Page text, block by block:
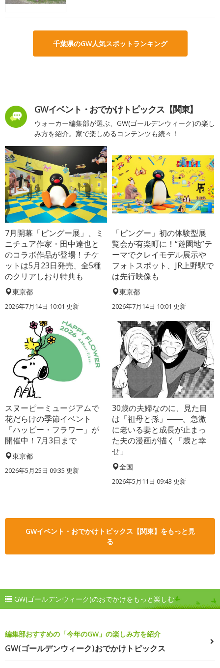
千葉県のGW人気スポットランキング
GWイベント・おでかけトピックス【関東】
ウォーカー編集部が選ぶ、GW(ゴールデンウィーク)の楽し
み方を紹介。家で楽しめるコンテンツも続々！
7月開幕「ピングー展」、ミ
ニチュア作家・田中達也と
のコラボ作品が登場！チケ
ットは5月23日発売、全5種
のクリアしおり特典も
東京都
2026年7月14日 10:01 更新
「ピングー」初の体験型展
覧会が有楽町に！“遊園地”テ
ーマでクレイモデル展示や
フォトスポット、JR上野駅で
は先行映像も
東京都
2026年7月14日 10:01 更新
スヌーピーミュージアムで
花だらけの季節イベント
「ハッピー・フラワー」が
開催中！7月3日まで
東京都
2026年5月25日 09:35 更新
30歳の夫婦なのに、見た目
は「祖母と孫」――。急激
に老いる妻と成長が止まっ
た夫の漫画が描く「歳と幸
せ」
全国
2026年5月11日 09:43 更新
GWイベント・おでかけトピックス【関東】をもっと見
る
GW(ゴールデンウィーク)のおでかけをもっと楽しむ
編集部おすすめの「今年のGW」の楽しみ方を紹介
GW(ゴールデンウィーク)おでかけトピックス